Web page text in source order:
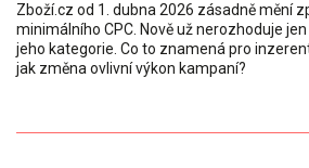
Zboží.cz od 1. dubna 2026 zásadně mění
minimálního CPC. Nově už nerozhoduje
jeho kategorie. Co to znamená pro
jak změna ovlivní výkon kampaní?